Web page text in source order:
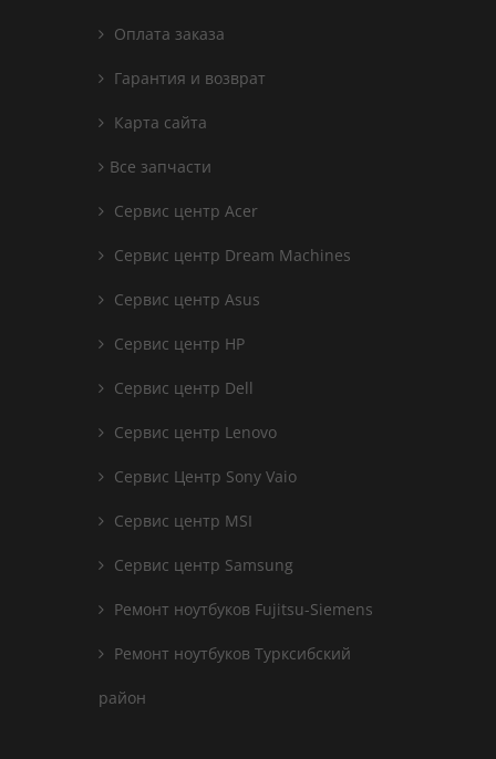
Оплата заказа
Гарантия и возврат
Карта сайта
Все запчасти
Сервис центр Acer
Сервис центр Dream Machines
Сервис центр Asus
Сервис центр HP
Сервис центр Dell
Сервис центр Lenovo
Сервис Центр Sony Vaio
Сервис центр MSI
Сервис центр Samsung
Ремонт ноутбуков Fujitsu-Siemens
Ремонт ноутбуков Турксибский
район